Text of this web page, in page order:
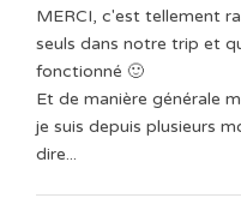
MERCI, c'est tellement
seuls dans notre trip et
fonctionné 🙂
Et de manière générale
je suis depuis plusieurs
dire...